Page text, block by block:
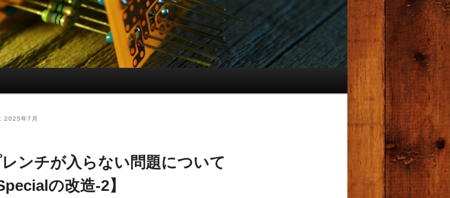
2025年7月
ンチが入らない問題について
の改造-2】